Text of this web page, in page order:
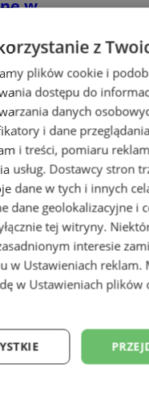
w
- Siemianowice
z
plików cookie i
dostępu do
danych
i dane
i treści, pomiaru
usług. Dostawcy stron
dane w tych i innych
dane geolokalizacyjne i
tej witryny.
interesie
w Ustawieniach reklam.
w Ustawieniach plików